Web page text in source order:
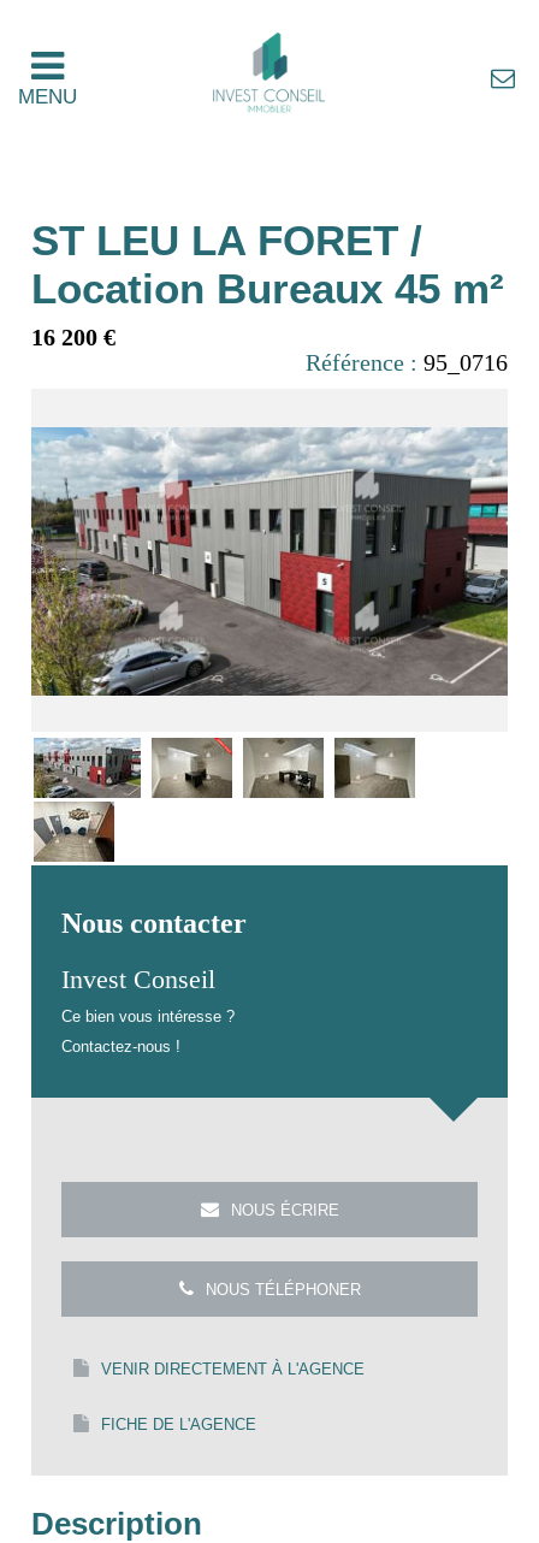
MENU
ST LEU LA FORET /
Location Bureaux 45 m²
16 200 €
Référence : 95_0716
Nous contacter
Invest Conseil
Ce bien vous intéresse ?
Contactez-nous !
NOUS ÉCRIRE
NOUS TÉLÉPHONER
VENIR DIRECTEMENT À L'AGENCE
FICHE DE L'AGENCE
Description